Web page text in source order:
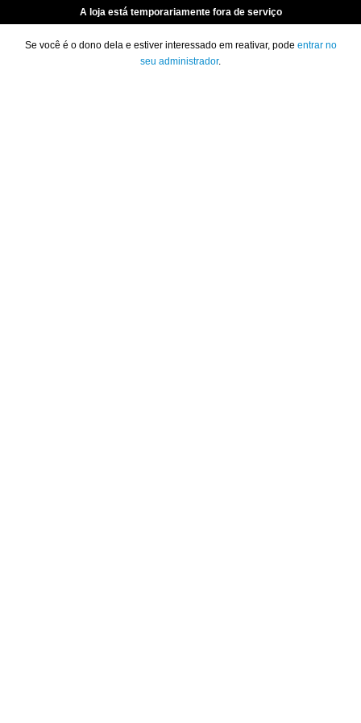
A loja está temporariamente fora de serviço
Se você é o dono dela e estiver interessado em reativar, pode entrar no
seu administrador.